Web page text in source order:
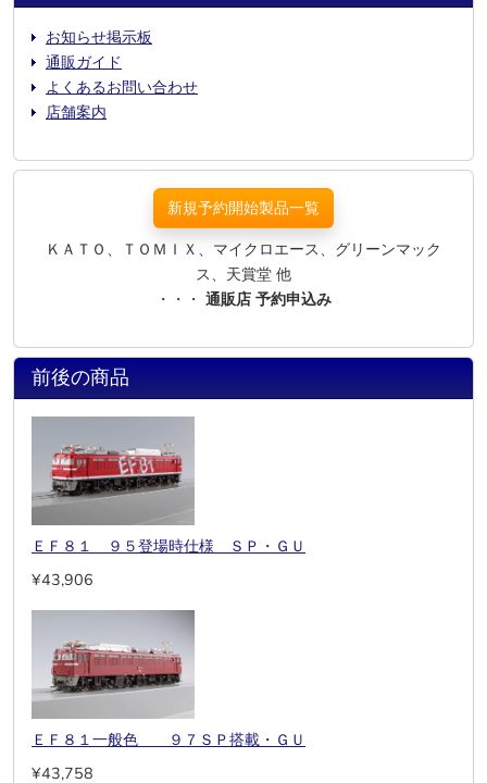
お知らせ掲示板
通販ガイド
よくあるお問い合わせ
店舗案内
新規予約開始製品一覧
ＫＡＴＯ、ＴＯＭＩＸ、マイクロエース、グリーンマック
ス、天賞堂 他
・・・ 通販店 予約申込み
前後の商品
ＥＦ８１ ９５登場時仕様 ＳＰ・ＧＵ
¥43,906
ＥＦ８１一般色 ９７ＳＰ搭載・ＧＵ
¥43,758